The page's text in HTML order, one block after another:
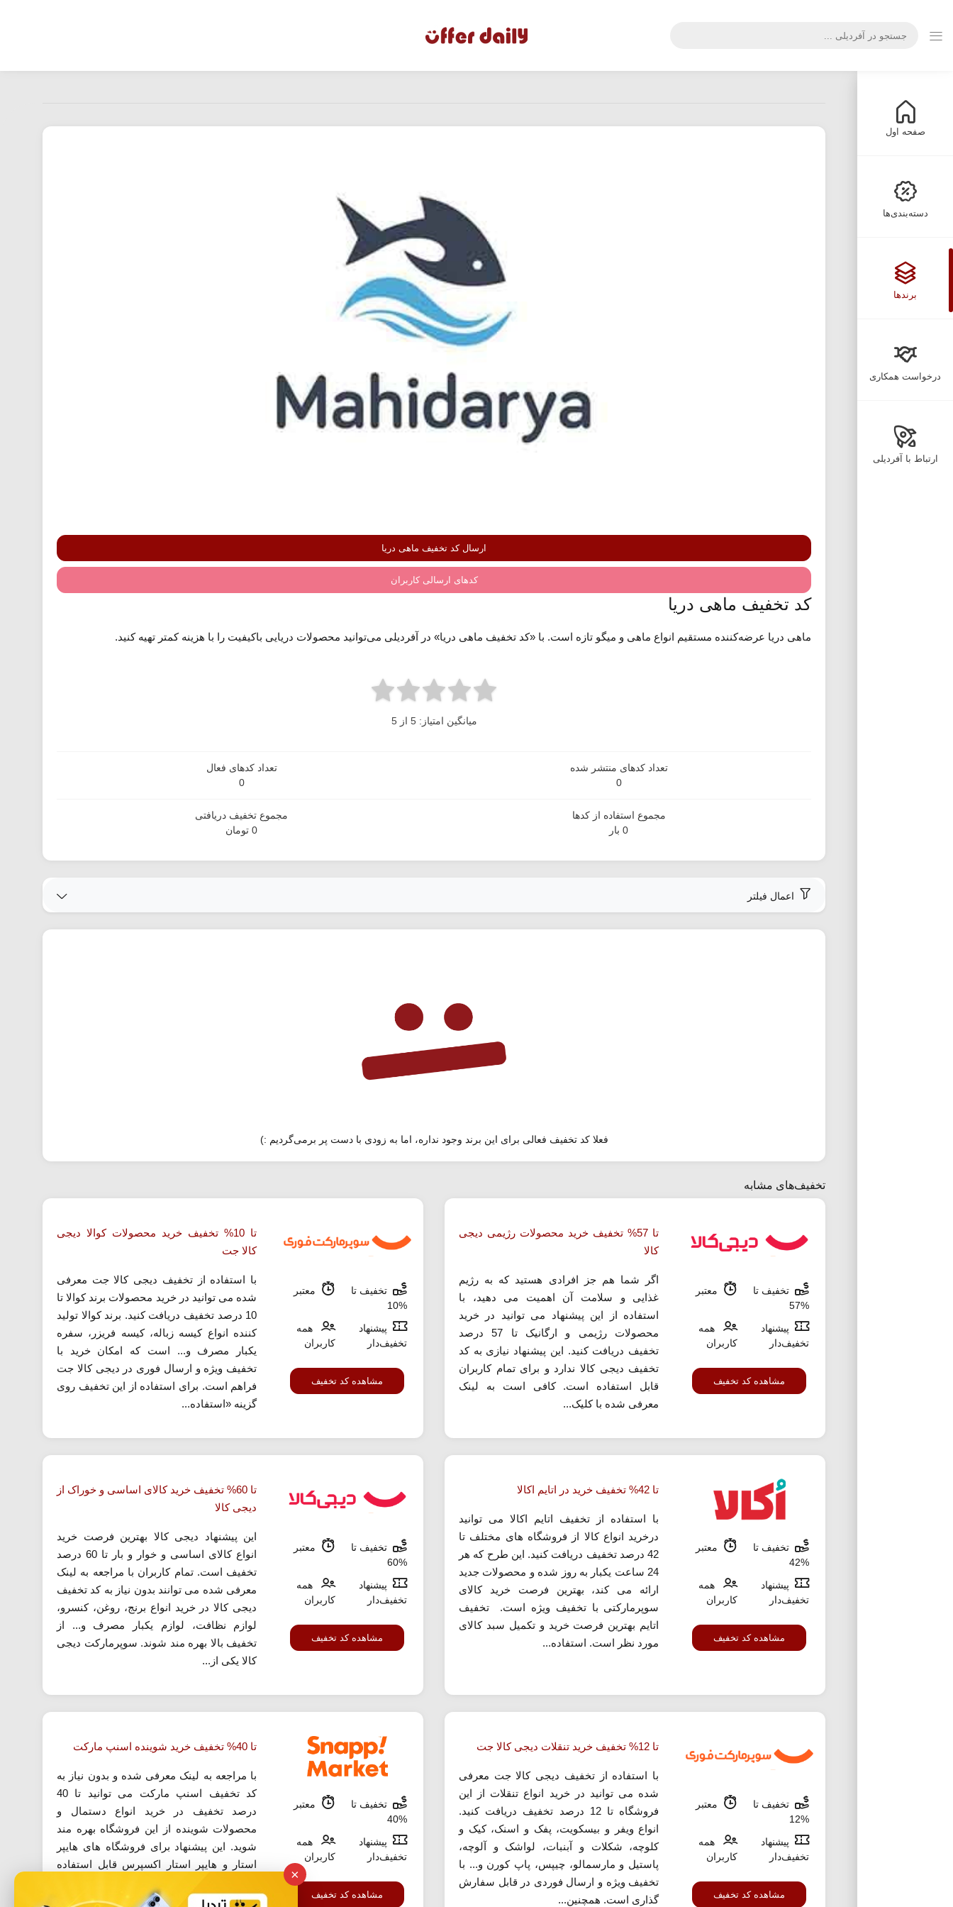
صفحه اول
دسته‌بندی‌ها
برندها
درخواست همکاری
ارتباط با آفردیلی
ارسال کد تخفیف ماهی دریا
کدهای ارسالی کاربران
کد تخفیف ماهی دریا
ماهی دریا عرضه‌کننده مستقیم انواع ماهی و میگو تازه است. با «کد تخفیف ماهی دریا» در آفردیلی می‌توانید محصولات دریایی باکیفیت را با هزینه کمتر تهیه کنید.
میانگین امتیاز: 5 از 5
تعداد کدهای منتشر شده
0
تعداد کدهای فعال
0
مجموع استفاده از کدها
0 بار
مجموع تخفیف دریافتی
0 تومان
اعمال فیلتر
فعلا کد تخفیف فعالی برای این برند وجود نداره، اما به زودی با دست پر برمی‌گردیم :)
تخفیف‌های مشابه
تخفیف تا
%57
معتبر
پیشنهاد
تخفیف‌دار
همه
کاربران
مشاهده کد تخفیف
تا 57% تخفیف خرید محصولات رژیمی دیجی
کالا
اگر شما هم جز افرادی هستید که به رژیم
غذایی و سلامت آن اهمیت می دهید، با
استفاده از این پیشنهاد می توانید در خرید
محصولات رژیمی و ارگانیک تا 57 درصد
تخفیف دریافت کنید. این پیشنهاد نیازی به کد
تخفیف دیجی کالا ندارد و برای تمام کاربران
قابل استفاده است. کافی است به لینک
معرفی شده با کلیک...
تخفیف تا
%10
معتبر
پیشنهاد
تخفیف‌دار
همه
کاربران
مشاهده کد تخفیف
تا 10% تخفیف خرید محصولات کوالا دیجی
کالا جت
با استفاده از تخفیف دیجی کالا جت معرفی
شده می توانید در خرید محصولات برند کوالا تا
10 درصد تخفیف دریافت کنید. برند کوالا تولید
کننده انواع کیسه زباله، کیسه فریزر، سفره
یکبار مصرف و... است که امکان خرید با
تخفیف ویژه و ارسال فوری در دیجی کالا جت
فراهم است. برای استفاده از این تخفیف روی
گزینه «استفاده...
تخفیف تا
%42
معتبر
پیشنهاد
تخفیف‌دار
همه
کاربران
مشاهده کد تخفیف
تا 42% تخفیف خرید در اتایم اکالا
با استفاده از تخفیف اتایم اکالا می توانید
درخرید انواع کالا از فروشگاه های مختلف تا
42 درصد تخفیف دریافت کنید. این طرح که هر
24 ساعت یکبار به روز شده و محصولات جدید
ارائه می کند، بهترین فرصت خرید کالای
سوپرمارکتی با تخفیف ویژه است. تخفیف
اتایم بهترین فرصت خرید و تکمیل سبد کالای
مورد نظر است. استفاده...
تخفیف تا
%60
معتبر
پیشنهاد
تخفیف‌دار
همه
کاربران
مشاهده کد تخفیف
تا 60% تخفیف خرید کالای اساسی و خوراک از
دیجی کالا
این پیشنهاد دیجی کالا بهترین فرصت خرید
انواع کالای اساسی و خوار و بار تا 60 درصد
تخفیف است. تمام کاربران با مراجعه به لینک
معرفی شده می توانند بدون نیاز به کد تخفیف
دیجی کالا در خرید انواع برنج، روغن، کنسرو،
لوازم نظافت، لوازم یکبار مصرف و... از
تخفیف بالا بهره مند شوند. سوپرمارکت دیجی
کالا یکی از...
تخفیف تا
%12
معتبر
پیشنهاد
تخفیف‌دار
همه
کاربران
مشاهده کد تخفیف
تا 12% تخفیف خرید تنقلات دیجی کالا جت
با استفاده از تخفیف دیجی کالا جت معرفی
شده می توانید در خرید انواع تنقلات از این
فروشگاه تا 12 درصد تخفیف دریافت کنید.
انواع ویفر و بیسکویت، پفک و اسنک، کیک و
کلوچه، شکلات و آبنبات، لواشک و آلوچه،
پاستیل و مارسمالو، چیپس، پاپ کورن و... با
تخفیف ویژه و ارسال فوردی در قابل سفارش
گذاری است. همچنین...
تخفیف تا
%40
معتبر
پیشنهاد
تخفیف‌دار
همه
کاربران
مشاهده کد تخفیف
تا 40% تخفیف خرید شوینده اسنپ مارکت
با مراجعه به لینک معرفی شده و بدون نیاز به
کد تخفیف اسنپ مارکت می توانید تا 40
درصد تخفیف در خرید انواع دستمال و
محصولات شوینده از این فروشگاه بهره مند
شوید. این پیشنهاد برای فروشگاه های هایپر
استار و هایپر استار اکسپرس قابل استفاده
برای بررسی لیست محصولات و...
×